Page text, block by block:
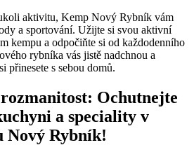
aktivitu, Kemp Nový Rybník vám
a sportování. Užijte si svou aktivní
kempu a odpočiňte si od každodenního
rybníka vás jistě nadchnou a
přinesete s sebou domů.
Ochutnejte
a speciality v
Nový Rybník!